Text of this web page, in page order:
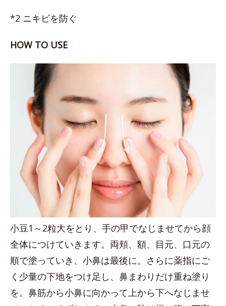
*2 ニキビを防ぐ
HOW TO USE
小豆1～2粒大をとり、手の甲でなじませてから顔
全体につけていきます。両頬、額、目元、口元の
順で塗っていき、小鼻は最後に。さらに薬指にご
く少量の下地をつけ足し、鼻まわりだけ重ね塗り
を。鼻筋から小鼻に向かって上から下へなじませ